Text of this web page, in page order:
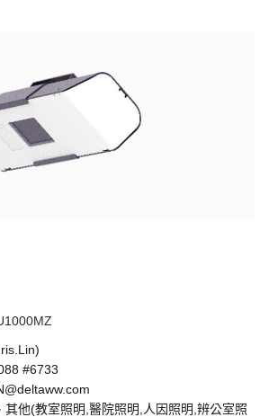
#6733
其他(教室照明,醫院照明,人因照明,辨公室照